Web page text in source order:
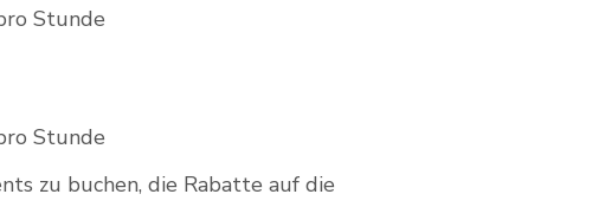
Stunde
Stunde
zu buchen, die Rabatte auf die